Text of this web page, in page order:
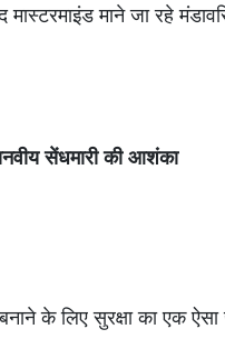
माने जा रहे
सेंधमारी की आशंका
के लिए सुरक्षा का एक